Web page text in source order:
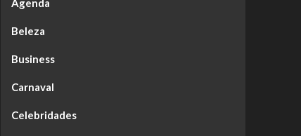
Agenda
Beleza
Business
Carnaval
Celebridades